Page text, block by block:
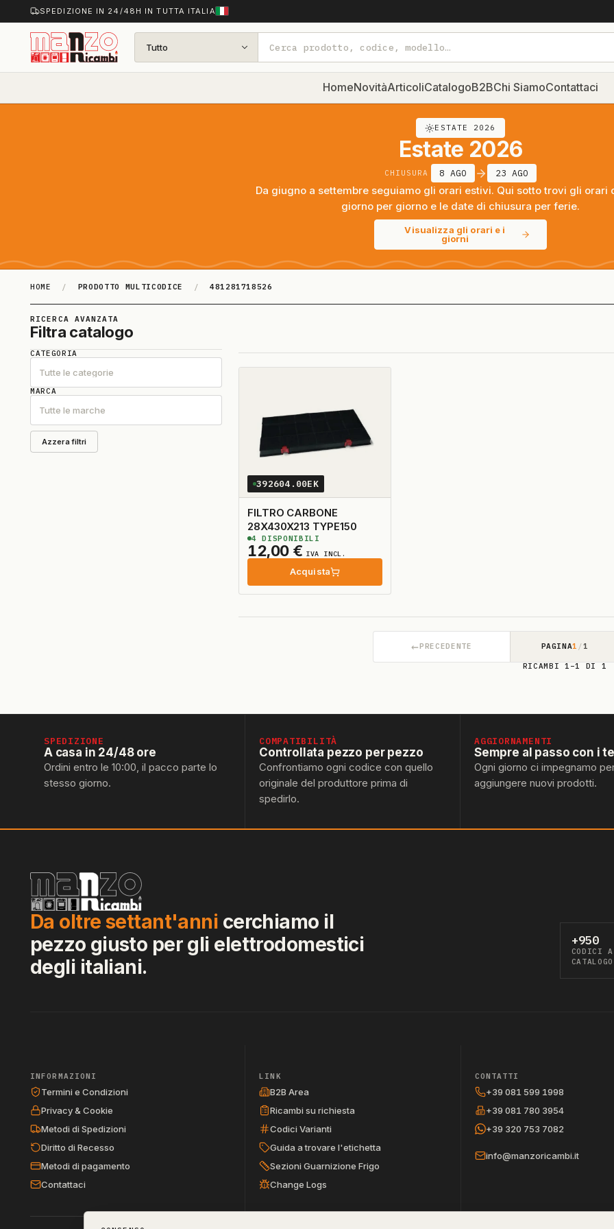
SPEDIZIONE IN 24/48H IN TUTTA ITALIA
Tutto
HomeNovitàArticoliCatalogoB2BChi SiamoContattaci
ESTATE 2026
Estate 2026
CHIUSURA 8 AGO 23 AGO
Da giugno a settembre seguiamo gli orari estivi. Qui sotto trovi gli orari
giorno per giorno e le date di chiusura per ferie.
Visualizza gli orari e i
giorni
HOME / PRODOTTO MULTICODICE / 481281718526
481281718526
RICERCA AVANZATA
Filtra catalogo
CATEGORIA
Tutte le categorie
MARCA
Tutte le marche
Azzera filtri
392604.00EK
FILTRO CARBONE
28X430X213 TYPE150
12,00 € IVA INCL.
Acquista
4 DISPONIBILI
←PRECEDENTE PAGINA1 /1
RICAMBI 1–1 DI 1
SPEDIZIONE
A casa in 24/48 ore
Ordini entro le 10:00, il pacco parte lo
stesso giorno.
COMPATIBILITÀ
Controllata pezzo per pezzo
Confrontiamo ogni codice con quello
originale del produttore prima di
spedirlo.
AGGIORNAMENTI
Sempre al passo con i
Ogni giorno ci impegnamo
aggiungere nuovi prodotti.
Da oltre settant'anni cerchiamo il
pezzo giusto per gli elettrodomestici
degli italiani.
+950
CODICI A
CATALOGO
INFORMAZIONI
Termini e Condizioni
Privacy & Cookie
Metodi di Spedizioni
Diritto di Recesso
Metodi di pagamento
Contattaci
LINK
B2B Area
Ricambi su richiesta
Codici Varianti
Guida a trovare l'etichetta
Sezioni Guarnizione Frigo
Change Logs
CONTATTI
+39 081 599 1998
+39 081 780 3954
+39 320 753 7082
info@manzoricambi.it